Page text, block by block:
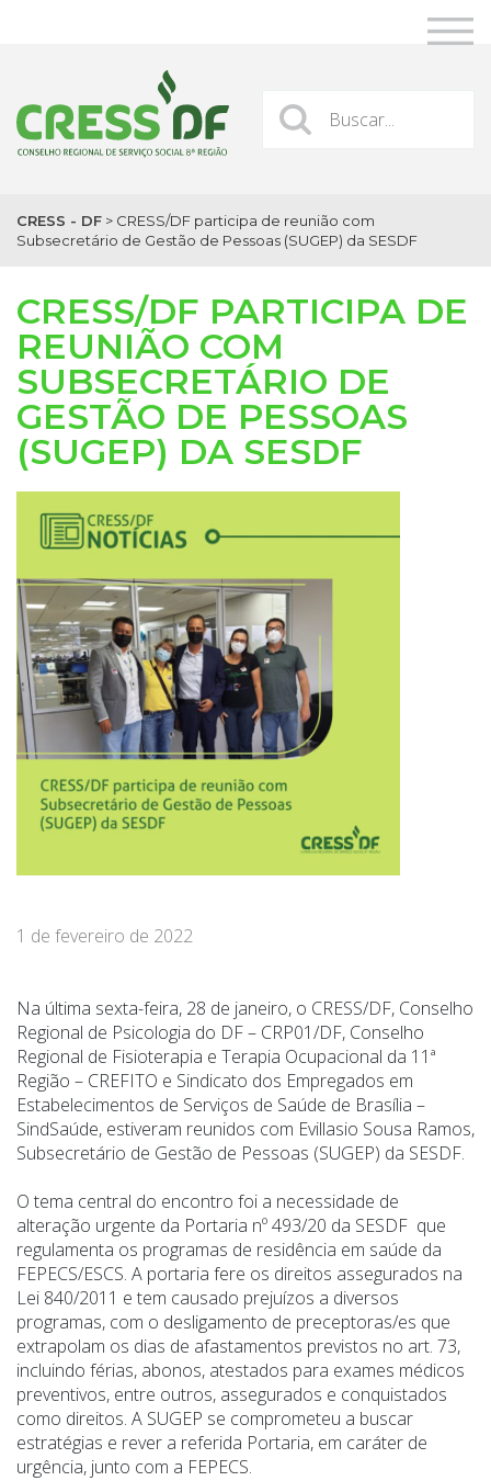
CRESS - DF > CRESS/DF participa de reunião com
Subsecretário de Gestão de Pessoas (SUGEP) da SESDF
CRESS/DF PARTICIPA DE
REUNIÃO COM
SUBSECRETÁRIO DE
GESTÃO DE PESSOAS
(SUGEP) DA SESDF
1 de fevereiro de 2022
Na última sexta-feira, 28 de janeiro, o CRESS/DF, Conselho
Regional de Psicologia do DF – CRP01/DF, Conselho
Regional de Fisioterapia e Terapia Ocupacional da 11ª
Região – CREFITO e Sindicato dos Empregados em
Estabelecimentos de Serviços de Saúde de Brasília –
SindSaúde, estiveram reunidos com Evillasio Sousa Ramos,
Subsecretário de Gestão de Pessoas (SUGEP) da SESDF.
O tema central do encontro foi a necessidade de
alteração urgente da Portaria nº 493/20 da SESDF que
regulamenta os programas de residência em saúde da
FEPECS/ESCS. A portaria fere os direitos assegurados na
Lei 840/2011 e tem causado prejuízos a diversos
programas, com o desligamento de preceptoras/es que
extrapolam os dias de afastamentos previstos no art. 73,
incluindo férias, abonos, atestados para exames médicos
preventivos, entre outros, assegurados e conquistados
como direitos. A SUGEP se comprometeu a buscar
estratégias e rever a referida Portaria, em caráter de
urgência, junto com a FEPECS.